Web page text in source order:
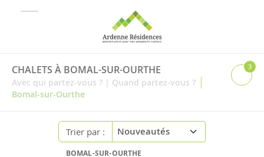
CHALETS À BOMAL-SUR-OURTHE
Avec qui partez-vous ? | Quand partez-vous ? |
Bomal-sur-Ourthe
3
Trier par :
BOMAL-SUR-OURTHE